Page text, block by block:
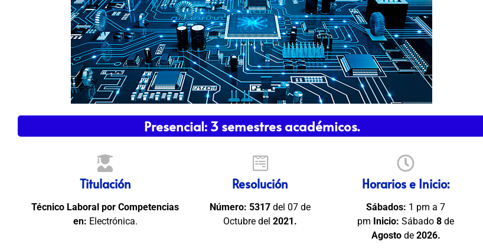
Presencial: 3 semestres académicos.
Titulación
Técnico Laboral por Competencias
en: Electrónica.
Resolución
Número: 5317 del 07 de
Octubre del2021.
Horarios e Inicio:
Sábados: 1 pm a 7
pm Inicio: Sábado8de
Agostode2026.